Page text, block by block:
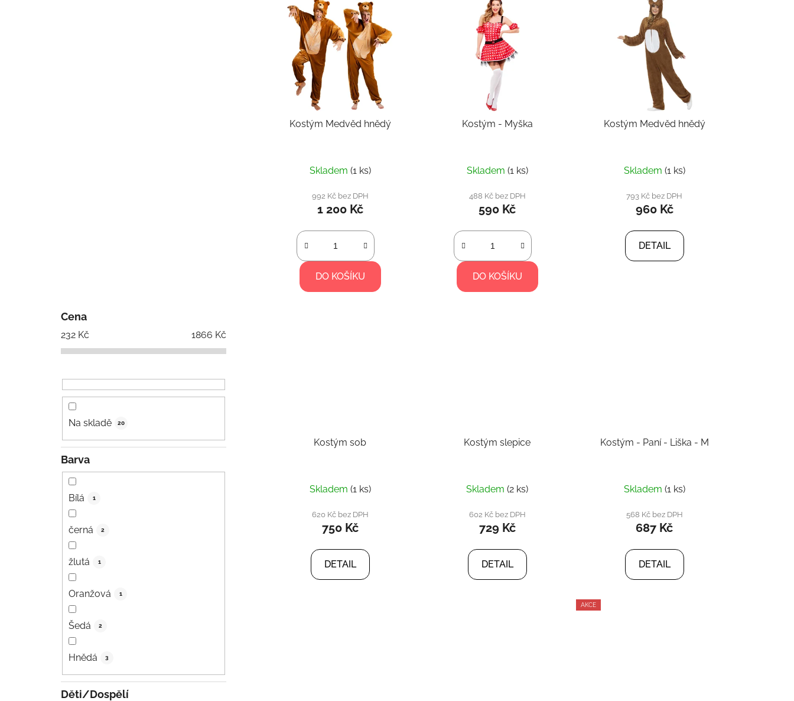
Cena
232 Kč 1866 Kč
Na skladě 20
Barva
Bílá 1
černá 2
žlutá 1
Oranžová 1
Šedá 2
Hnědá 3
Děti/Dospělí
Kostým Medvěd hnědý
Skladem (1 ks)
992 Kč bez DPH
1 200 Kč
DO KOŠÍKU
Kostým - Myška
Skladem (1 ks)
488 Kč bez DPH
590 Kč
DO KOŠÍKU
Kostým Medvěd hnědý
Skladem (1 ks)
793 Kč bez DPH
960 Kč
DETAIL
Kostým sob
Skladem (1 ks)
620 Kč bez DPH
750 Kč
DETAIL
Kostým slepice
Skladem(2 ks)
602 Kč bez DPH
729 Kč
DETAIL
Kostým - Paní - Liška - M
Skladem (1 ks)
568 Kč bez DPH
687 Kč
DETAIL
AKCE